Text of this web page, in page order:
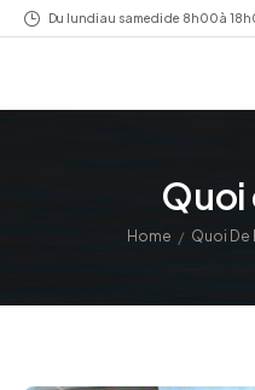
Du lundi au samedi de 8h00 à
Quoi
Home / Quoi De